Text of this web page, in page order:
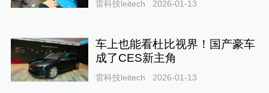
雷科技leitech 2026-01-13
车上也能看杜比视界！国产豪车
成了CES新主角
雷科技leitech 2026-01-13